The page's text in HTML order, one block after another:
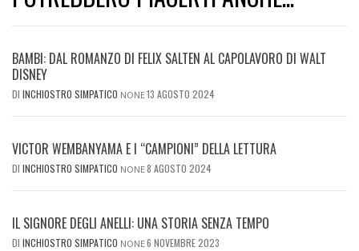
BAMBI: DAL ROMANZO DI FELIX SALTEN AL CAPOLAVORO DI WALT
DISNEY
DI INCHIOSTRO SIMPATICO NONE13 AGOSTO 2024
VICTOR WEMBANYAMA E I “CAMPIONI” DELLA LETTURA
DI INCHIOSTRO SIMPATICO NONE8 AGOSTO 2024
IL SIGNORE DEGLI ANELLI: UNA STORIA SENZA TEMPO
DI INCHIOSTRO SIMPATICO NONE6 NOVEMBRE 2023